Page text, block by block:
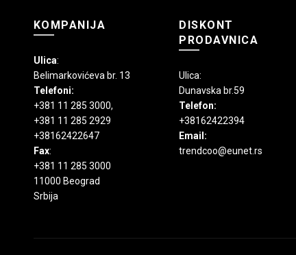
KOMPANIJA
Ulica:
Belimarkovićeva br. 13
Telefoni:
+381 11 285 3000,
+381 11 285 2929
+38162422647
Fax:
+381 11 285 3000
11000 Beograd
Srbija
DISKONT
PRODAVNICA
Ulica:
Dunavska br.59
Telefon:
+38162422394
Email:
trendcoo@eunet.rs